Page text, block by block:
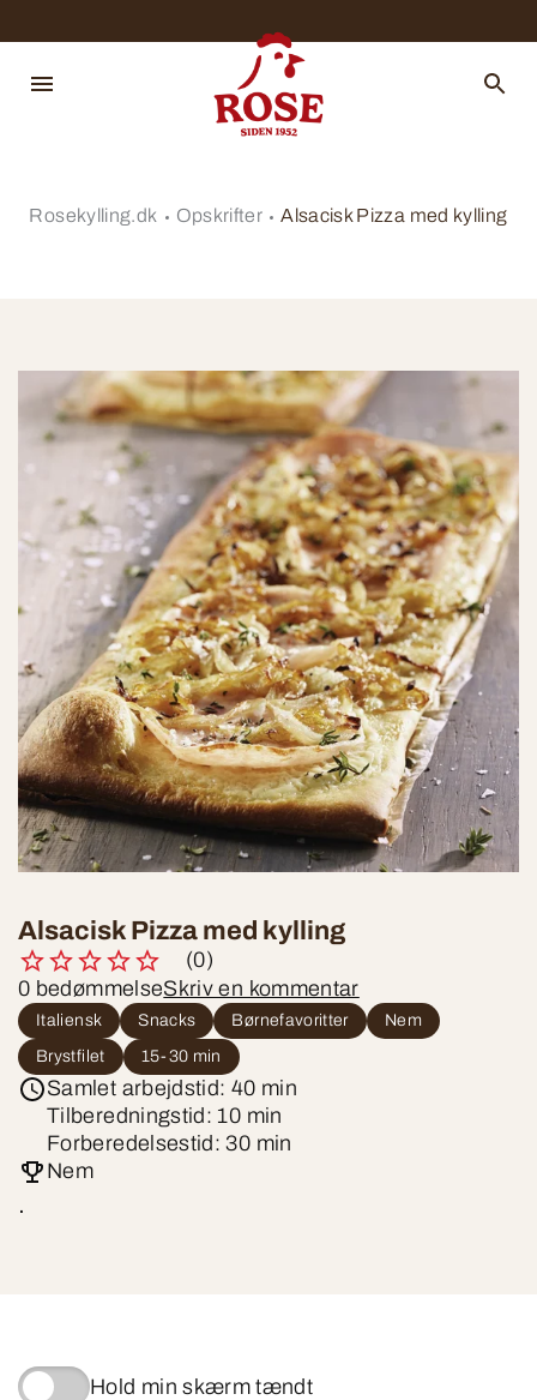
Rosekylling.dk Opskrifter Alsacisk Pizza med kylling
Alsacisk Pizza med kylling
(0)
0 bedømmelseSkriv en kommentar
Italiensk Snacks Børnefavoritter
Nem
Brystfilet
15-30 min
Samlet arbejdstid: 40 min
Tilberedningstid: 10 min
Forberedelsestid: 30 min
Nem
.
Hold min skærm tændt